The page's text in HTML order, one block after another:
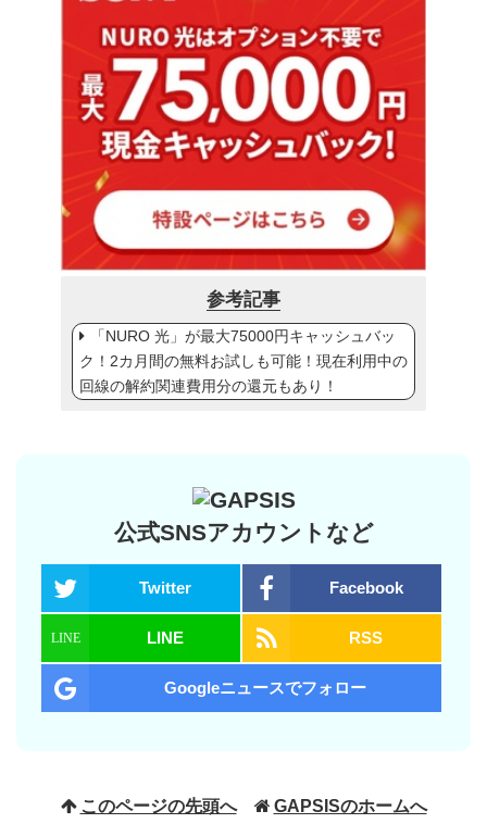
参考記事
「NURO 光」が最大75000円キャッシュバッ
ク！2カ月間の無料お試しも可能！現在利用中の
回線の解約関連費用分の還元もあり！
公式SNSアカウントなど
Twitter Facebook
LINE RSS
Googleニュースでフォロー
このページの先頭へ GAPSISのホームへ